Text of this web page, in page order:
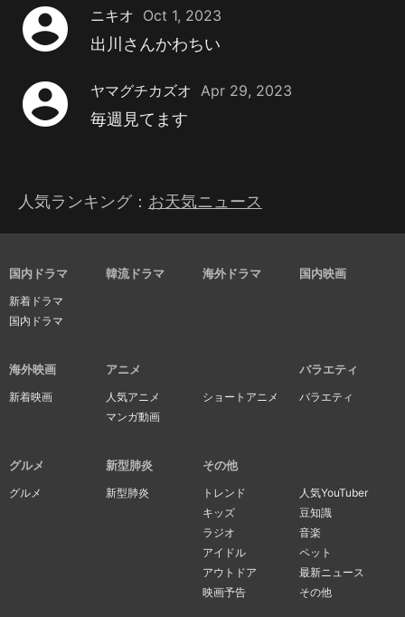
account_circle ニキオ Oct 1, 2023
出川さんかわちい
account_circle ヤマグチカズオ Apr 29, 2023
毎週見てます
人気ランキング： お天気ニュース
国内ドラマ
新着ドラマ
国内ドラマ
韓流ドラマ 海外ドラマ 国内映画
海外映画
新着映画
アニメ
人気アニメ
ショートアニメ
マンガ動画
バラエティ
バラエティ
グルメ
グルメ
新型肺炎
新型肺炎
その他
トレンド
人気YouTuber
キッズ
豆知識
ラジオ
音楽
アイドル
ペット
アウトドア
最新ニュース
映画予告
その他